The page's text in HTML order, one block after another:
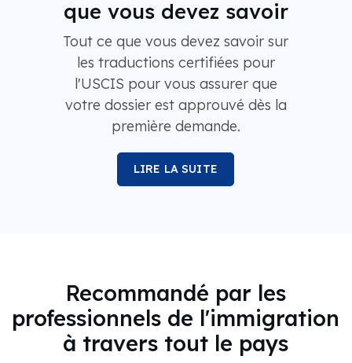
que vous devez savoir
Tout ce que vous devez savoir sur
les traductions certifiées pour
l'USCIS pour vous assurer que
votre dossier est approuvé dès la
première demande.
LIRE LA SUITE
Recommandé par les
professionnels de l'immigration
à travers tout le pays